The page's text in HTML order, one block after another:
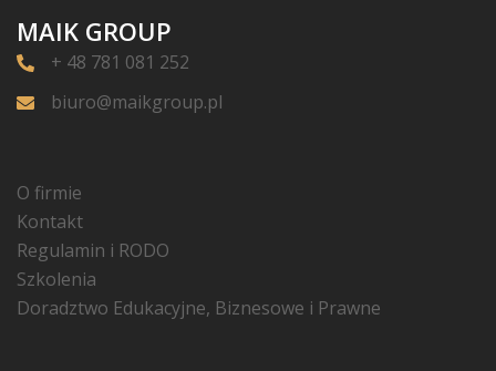
MAIK GROUP
+ 48 781 081 252
biuro@maikgroup.pl
O firmie
Kontakt
Regulamin i RODO
Szkolenia
Doradztwo Edukacyjne, Biznesowe i Prawne